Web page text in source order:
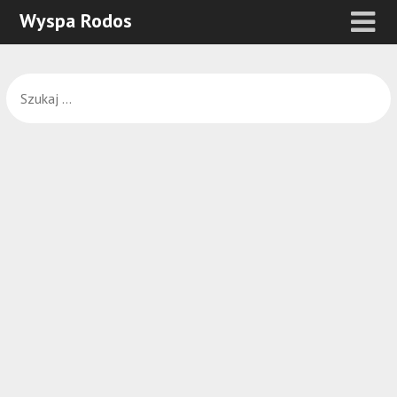
Wyspa Rodos